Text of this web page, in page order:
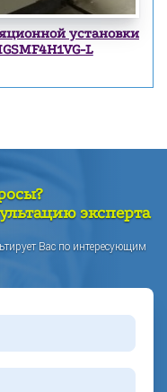
установки
L
эксперта
Вас по интересующим